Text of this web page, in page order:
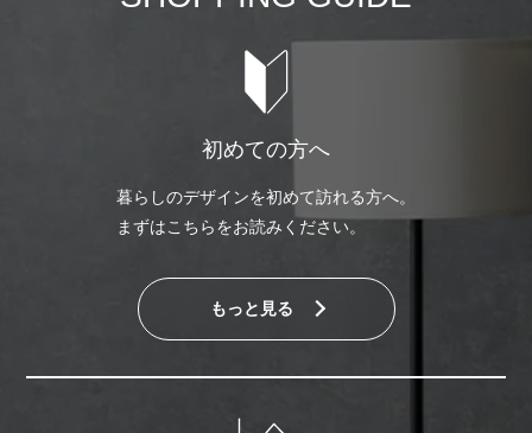
初めての方へ
暮らしのデザインを初めて訪れる方へ。
まずはこちらをお読みください。
もっと見る